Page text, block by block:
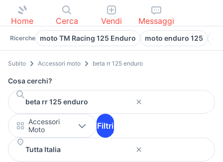
Home Cerca Vendi Messaggi
Ricerche moto TM Racing 125 Enduro moto enduro 125
Subito Accessori moto beta rr 125 enduro
Cosa cerchi?
Accessori
Moto
Filtri